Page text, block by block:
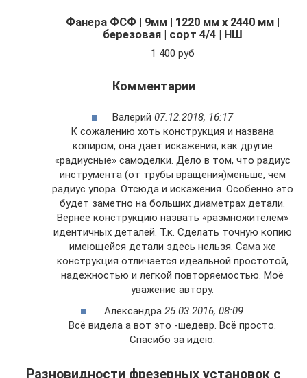
Фанера ФСФ | 9мм | 1220 мм х 2440 мм |
березовая | сорт 4/4 | НШ
1 400 руб
Комментарии
Валерий 07.12.2018, 16:17
К сожалению хоть конструкция и названа
копиром, она дает искажения, как другие
«радиусные» самоделки. Дело в том, что радиус
инструмента (от трубы вращения)меньше, чем
радиус упора. Отсюда и искажения. Особенно это
будет заметно на больших диаметрах детали.
Вернее конструкцию назвать «размножителем»
идентичных деталей. Т.к. Сделать точную копию
имеющейся детали здесь нельзя. Сама же
конструкция отличается идеальной простотой,
надежностью и легкой повторяемостью. Моё
уважение автору.
Александра 25.03.2016, 08:09
Всё видела а вот это -шедевр. Всё просто.
Спасибо за идею.
Разновидности фрезерных установок с